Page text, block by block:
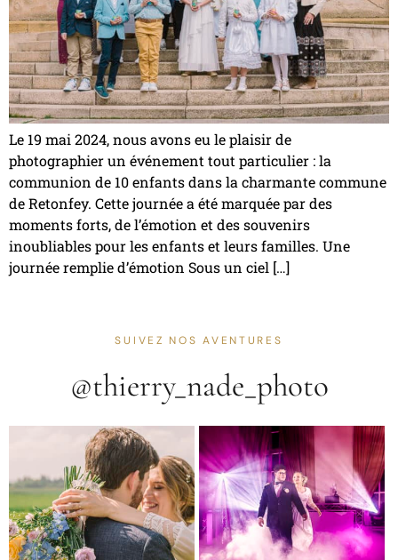
Le 19 mai 2024, nous avons eu le plaisir de
photographier un événement tout particulier : la
communion de 10 enfants dans la charmante commune
de Retonfey. Cette journée a été marquée par des
moments forts, de l’émotion et des souvenirs
inoubliables pour les enfants et leurs familles. Une
journée remplie d’émotion Sous un ciel […]
SUIVEZ NOS AVENTURES
@thierry_nade_photo